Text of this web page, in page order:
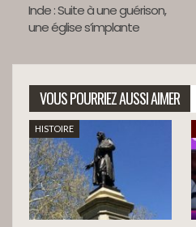
Inde : Suite à une guérison,
une église s’implante
VOUS POURRIEZ AUSSI AIMER
HISTOIRE